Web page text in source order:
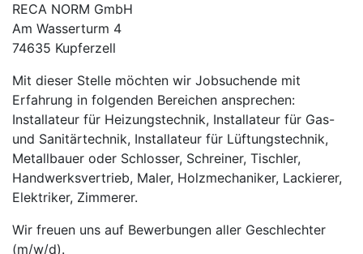
RECA NORM GmbH
Am Wasserturm 4
74635 Kupferzell
Mit dieser Stelle möchten wir Jobsuchende mit
Erfahrung in folgenden Bereichen ansprechen:
Installateur für Heizungstechnik, Installateur für Gas-
und Sanitärtechnik, Installateur für Lüftungstechnik,
Metallbauer oder Schlosser, Schreiner, Tischler,
Handwerksvertrieb, Maler, Holzmechaniker, Lackierer,
Elektriker, Zimmerer.
Wir freuen uns auf Bewerbungen aller Geschlechter
(m/w/d).